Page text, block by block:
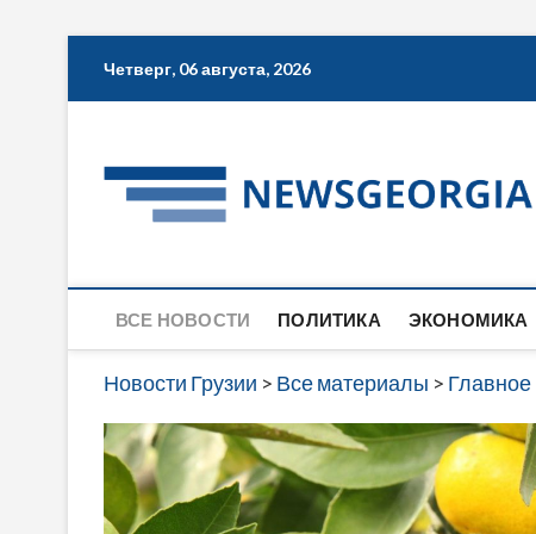
Четверг, 06 августа, 2026
ВСЕ НОВОСТИ ПОЛИТИКА ЭКОНОМИКА
Новости Грузии > Все материалы > Главное